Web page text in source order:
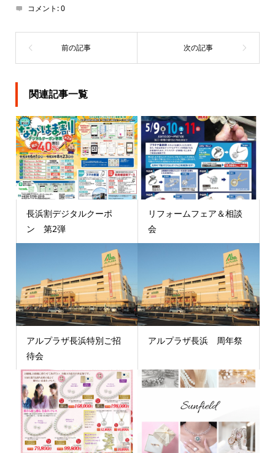
コメント:0
関連記事一覧
長浜割デジタルクーポ
ン 第2弾
リフォームフェア＆相談
会
アルプラザ長浜特別ご招
待会
アルプラザ長浜 周年祭